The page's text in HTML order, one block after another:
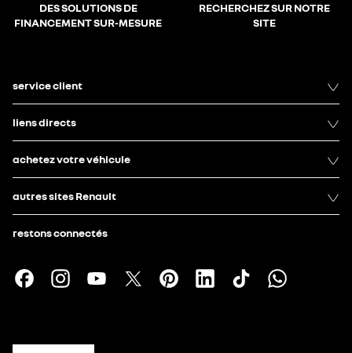
DES SOLUTIONS DE
FINANCEMENT SUR-MESURE
RECHERCHEZ SUR NOTRE
SITE
service client
liens directs
achetez votre véhicule
autres sites Renault
restons connectés